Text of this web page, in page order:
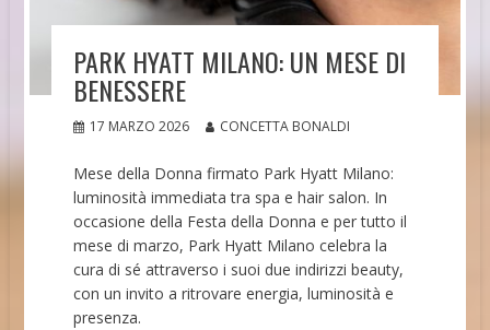
PARK HYATT MILANO: UN MESE DI
BENESSERE
17 MARZO 2026 CONCETTA BONALDI
Mese della Donna firmato Park Hyatt Milano:
luminosità immediata tra spa e hair salon. In
occasione della Festa della Donna e per tutto il
mese di marzo, Park Hyatt Milano celebra la
cura di sé attraverso i suoi due indirizzi beauty,
con un invito a ritrovare energia, luminosità e
presenza.